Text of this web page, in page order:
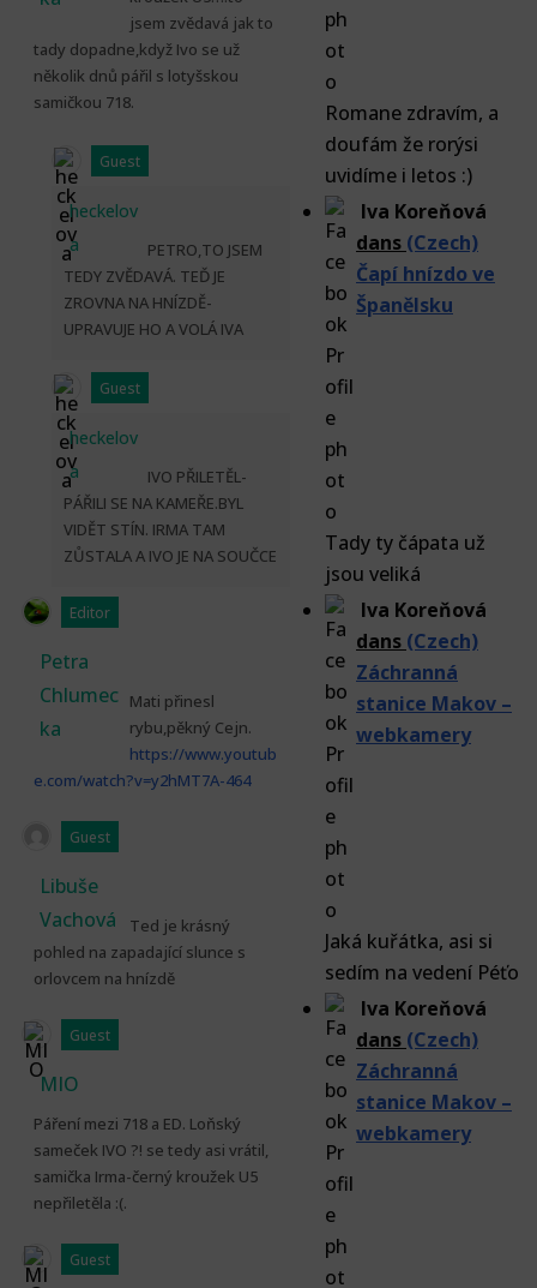
Romane zdravím, a
doufám že rorýsi
uvidíme i letos :)
Iva Koreňová
dans (Czech)
Čapí hnízdo ve
Španělsku
Tady ty čápata už
jsou veliká
Iva Koreňová
dans (Czech)
Záchranná
stanice Makov –
webkamery
Jaká kuřátka, asi si
sedím na vedení Péťo
Iva Koreňová
dans (Czech)
Záchranná
stanice Makov –
webkamery
jsem zvědavá jak to
tady dopadne,když Ivo se už
několik dnů pářil s lotyšskou
samičkou 718.
Guest
heckelov
a
PETRO,TO JSEM
TEDY ZVĚDAVÁ. TEĎ JE
ZROVNA NA HNÍZDĚ-
UPRAVUJE HO A VOLÁ IVA
Guest
heckelov
a
IVO PŘILETĚL-
PÁŘILI SE NA KAMEŘE.BYL
VIDĚT STÍN. IRMA TAM
ZŮSTALA A IVO JE NA SOUČCE
Editor
Petra
Chlumec
ka
Mati přinesl
rybu,pěkný Cejn.
https://www.youtub
e.com/watch?v=y2hMT7A-464
Guest
Libuše
Vachová
Ted je krásný
pohled na zapadající slunce s
orlovcem na hnízdě
Guest
MIO
Páření mezi 718 a ED. Loňský
sameček IVO ?! se tedy asi vrátil,
samička Irma-černý kroužek U5
nepřiletěla :(.
Guest